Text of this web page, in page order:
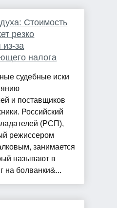
Стоимость
резко
из-за
налога
судебные иски
и поставщиков
Российский
(РСП),
режиссером
занимается
называют в
на болванки&...